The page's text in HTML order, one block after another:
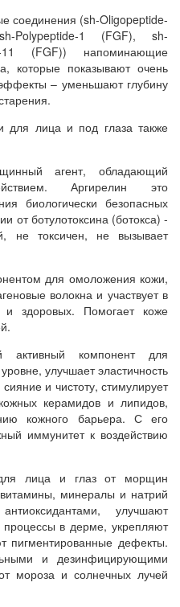
соединения (sh-Oligopeptide-
Polypeptide-1 (FGF), sh-
11 (FGF)) напоминающие
которые показывают очень
– уменьшают глубину
для лица и под глаза также
агент, обладающий
Аргирелин это
биологически безопасных
от ботулотоксина (ботокса) -
не токсичен, не вызывает
для омоложения кожи,
волокна и участвует в
здоровых. Помогает коже
компонент для
улучшает эластичность
и чистоту, стимулирует
керамидов и липидов,
кожного барьера. С его
иммунитет к воздействию
лица и глаз от морщин
минералы и натрий
улучшают
в дерме, укрепляют
пигментированные дефекты.
и дезинфицирующими
мороза и солнечных лучей